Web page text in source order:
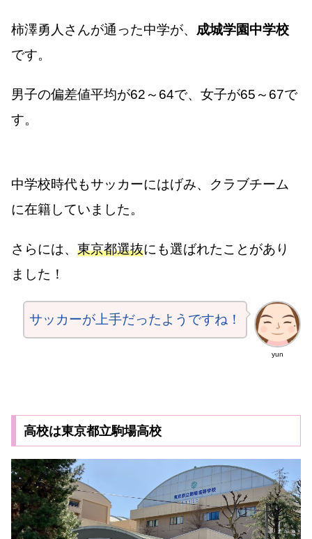
柿澤勇人さんが通った中学が、 成城学園中学校
です。
男子の偏差値平均が62～64で、女子が65～67で
す。
中学校時代もサッカーにはげみ、クラブチーム
に在籍していました。
さらには、 東京都選抜にも選ばれたことがあり
ました！
yun
サッカーが上手だったようですね！
高校は東京都立駒場高校